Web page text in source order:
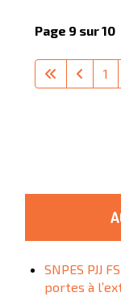
Page 9 sur 10
1
SNPES PJJ
portes à